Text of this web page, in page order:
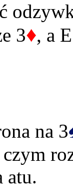
3♦, a
na 3
atu.